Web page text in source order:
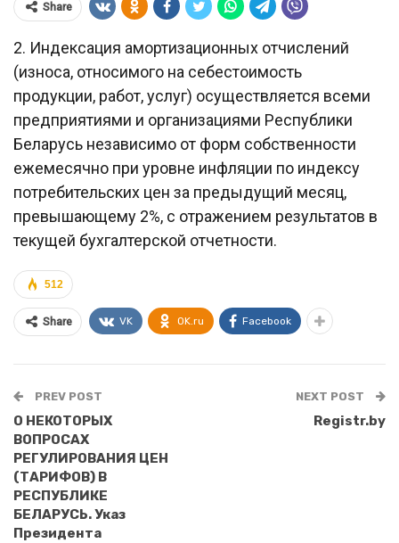
Share
2. Индексация амортизационных отчислений
(износа, относимого на себестоимость
продукции, работ, услуг) осуществляется всеми
предприятиями и организациями Республики
Беларусь независимо от форм собственности
ежемесячно при уровне инфляции по индексу
потребительских цен за предыдущий месяц,
превышающему 2%, с отражением результатов в
текущей бухгалтерской отчетности.
512
Share VK OK.ru Facebook
PREV POST
О НЕКОТОРЫХ
ВОПРОСАХ
РЕГУЛИРОВАНИЯ ЦЕН
(ТАРИФОВ) В
РЕСПУБЛИКЕ
БЕЛАРУСЬ. Указ
Президента
NEXT POST
Registr.by